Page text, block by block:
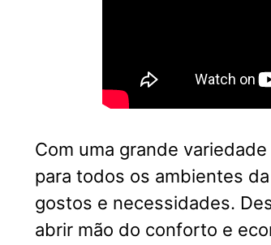
Com uma grande
para todos os ambientes
gostos e necessidades.
abrir mão do conforto e